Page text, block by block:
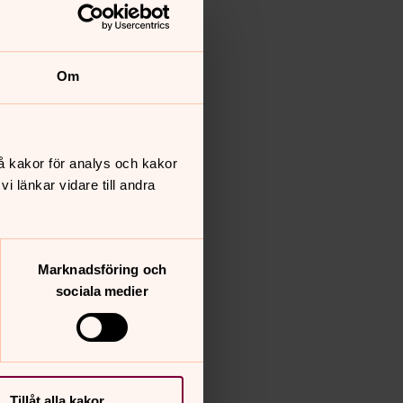
Om
kakor för analys och kakor
länkar vidare till andra
Marknadsföring och
sociala medier